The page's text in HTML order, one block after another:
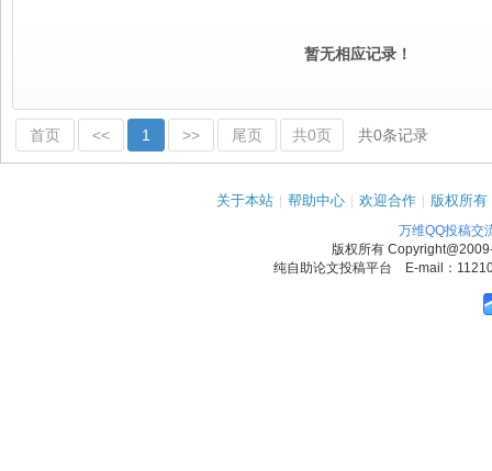
暂无相应记录！
首页 << 1 >> 尾页 共0页 共0条记录
关于本站 | 帮助中心 | 欢迎合作 | 版权所有
万维QQ投稿交
版权所有
纯自助论文投稿平台 E-mail：